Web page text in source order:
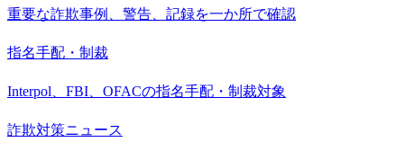
重要な詐欺事例、警告、記録を一か所で確認
指名手配・制裁
Interpol、FBI、OFACの指名手配・制裁対象
詐欺対策ニュース